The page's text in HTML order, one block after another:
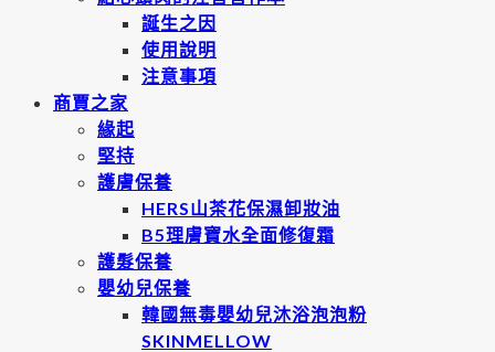
誕生之因
使用說明
注意事項
商賈之家
緣起
堅持
護膚保養
HERS山茶花保濕卸妝油
B5理膚寶水全面修復霜
護髮保養
嬰幼兒保養
韓國無毒嬰幼兒沐浴泡泡粉
SKINMELLOW